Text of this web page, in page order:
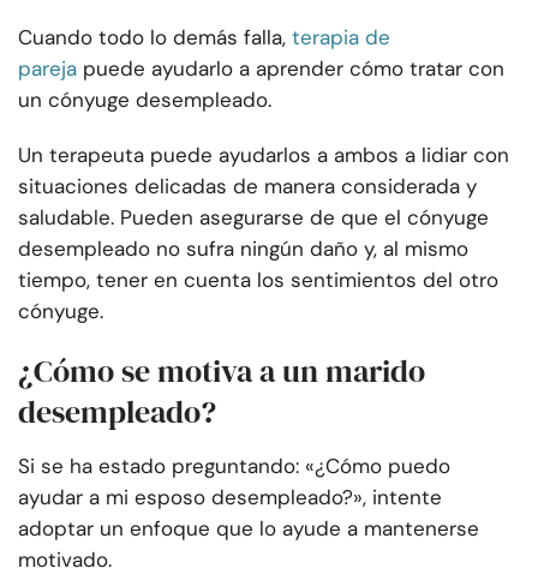
Cuando todo lo demás falla, terapia de
pareja puede ayudarlo a aprender cómo tratar con
un cónyuge desempleado.
Un terapeuta puede ayudarlos a ambos a lidiar con
situaciones delicadas de manera considerada y
saludable. Pueden asegurarse de que el cónyuge
desempleado no sufra ningún daño y, al mismo
tiempo, tener en cuenta los sentimientos del otro
cónyuge.
¿Cómo se motiva a un marido
desempleado?
Si se ha estado preguntando: «¿Cómo puedo
ayudar a mi esposo desempleado?», intente
adoptar un enfoque que lo ayude a mantenerse
motivado.